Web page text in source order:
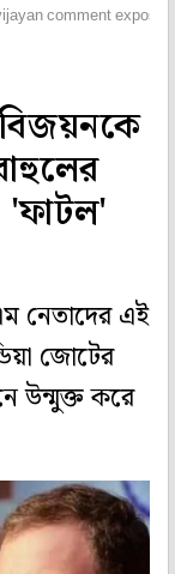
comment
'ফাটল'
নেতাদের এই
জোটের
উন্মুক্ত করে